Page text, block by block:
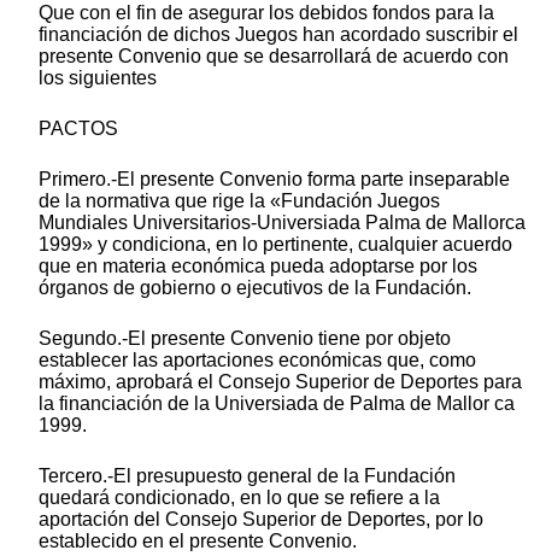
Que con el fin de asegurar los debidos fondos para la
financiación de dichos Juegos han acordado suscribir el
presente Convenio que se desarrollará de acuerdo con
los siguientes
PACTOS
Primero.-El presente Convenio forma parte inseparable
de la normativa que rige la «Fundación Juegos
Mundiales Universitarios-Universiada Palma de Mallorca
1999» y condiciona, en lo pertinente, cualquier acuerdo
que en materia económica pueda adoptarse por los
órganos de gobierno o ejecutivos de la Fundación.
Segundo.-El presente Convenio tiene por objeto
establecer las aportaciones económicas que, como
máximo, aprobará el Consejo Superior de Deportes para
la financiación de la Universiada de Palma de Mallor ca
1999.
Tercero.-El presupuesto general de la Fundación
quedará condicionado, en lo que se refiere a la
aportación del Consejo Superior de Deportes, por lo
establecido en el presente Convenio.